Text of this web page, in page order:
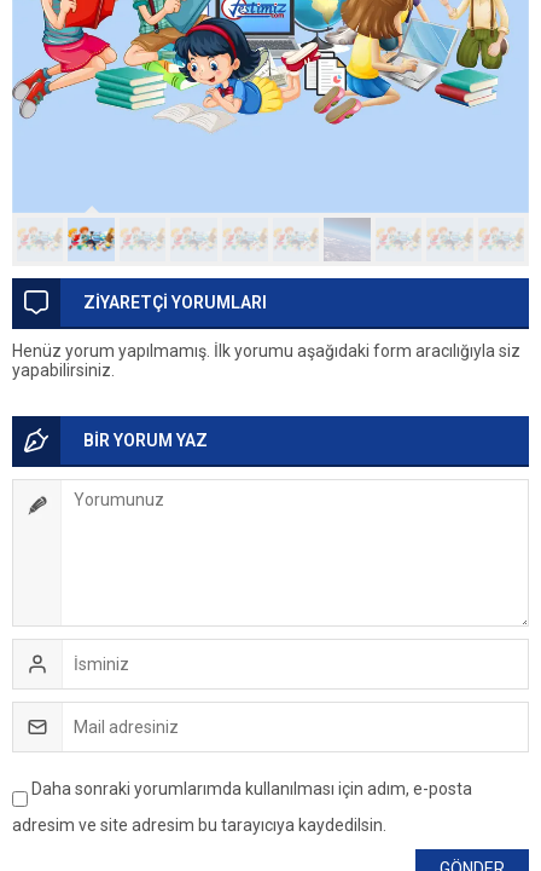
ZİYARETÇİ YORUMLARI
Henüz yorum yapılmamış. İlk yorumu aşağıdaki form aracılığıyla siz
yapabilirsiniz.
BİR YORUM YAZ
Daha sonraki yorumlarımda kullanılması için adım, e-posta
adresim ve site adresim bu tarayıcıya kaydedilsin.